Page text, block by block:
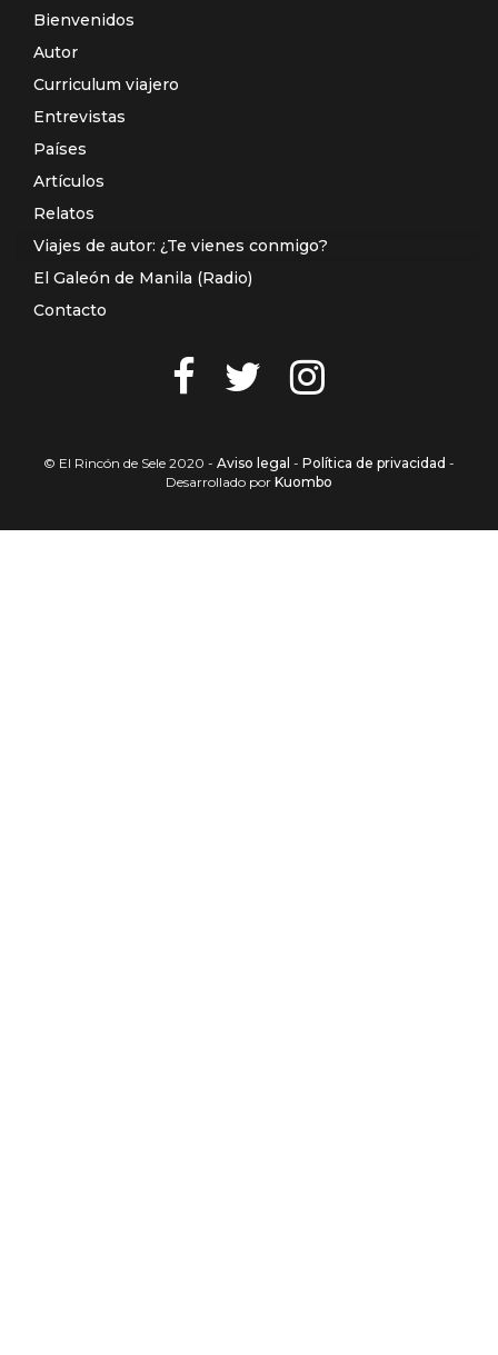
Bienvenidos
Autor
Curriculum viajero
Entrevistas
Países
Artículos
Relatos
Viajes de autor: ¿Te vienes conmigo?
El Galeón de Manila (Radio)
Contacto
© El Rincón de Sele 2020 - Aviso legal - Política de privacidad -
Desarrollado por Kuombo